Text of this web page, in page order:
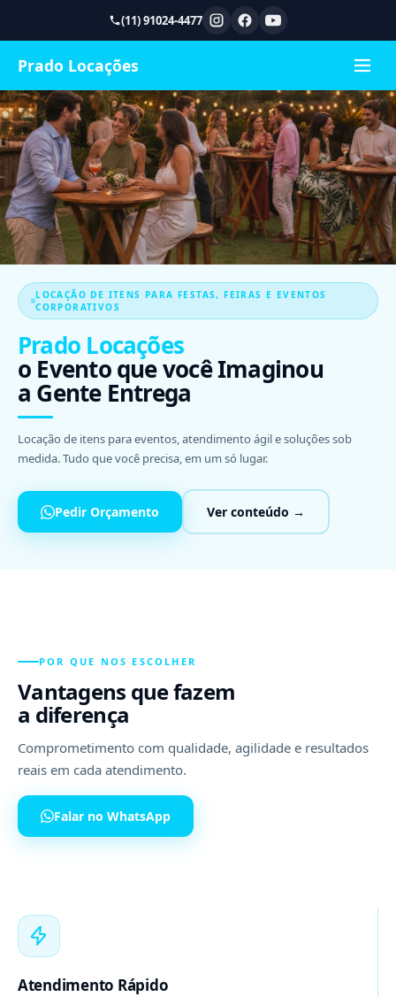
(11) 91024-4477
Prado Locações
LOCAÇÃO DE ITENS PARA FESTAS, FEIRAS E EVENTOS
CORPORATIVOS
Prado Locações
o Evento que você Imaginou
a Gente Entrega
Locação de itens para eventos, atendimento ágil e soluções sob
medida. Tudo que você precisa, em um só lugar.
Pedir Orçamento Ver conteúdo →
POR QUE NOS ESCOLHER
Vantagens que fazem
a diferença
Comprometimento com qualidade, agilidade e resultados
reais em cada atendimento.
Falar no WhatsApp
Atendimento Rápido